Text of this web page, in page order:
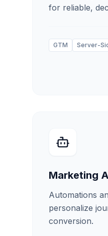
for reliable,
GTM Server-
Marketing
Automations
personalize
conversion.